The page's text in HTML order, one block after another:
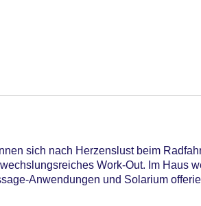
Mastercard, Visa
sich nach Herzenslust beim
Work-Out. Im Haus
Anwendungen und Solarium